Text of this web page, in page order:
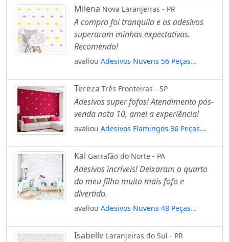
Mod:234
Milena Nova Laranjeiras - PR
A compra foi tranquila e os adesivos
superaram minhas expectativas.
Recomendo!
avaliou Adesivos Nuvens 56 Peças
Mod:89
Tereza Três Fronteiras - SP
Adesivos super fofos! Atendimento pós-
venda nota 10, amei a experiência!
avaliou Adesivos Flamingos 36 Peças
Mod:1024
Kai Garrafão do Norte - PA
Adesivos incríveis! Deixaram o quarto
do meu filho muito mais fofo e
divertido.
avaliou Adesivos Nuvens 48 Peças
Mod:876
Isabelle Laranjeiras do Sul - PR